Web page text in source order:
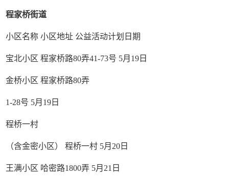
程家桥街道
小区名称 小区地址 公益活动计划日期
宝北小区 程家桥路80弄41-73号 5月19日
金桥小区 程家桥路80弄
1-28号 5月19日
程桥一村
（含金密小区） 程桥一村 5月20日
王满小区 哈密路1800弄 5月21日